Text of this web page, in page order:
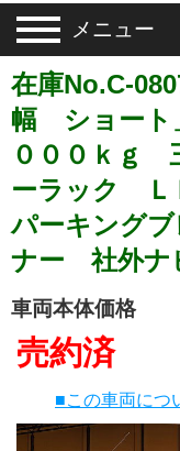
メニュー
在庫No.C-
幅 ショート
０００ｋｇ
ーラック Ｌ
パーキング
ナー 社外
車両本体価格
売約済
■この車両につ